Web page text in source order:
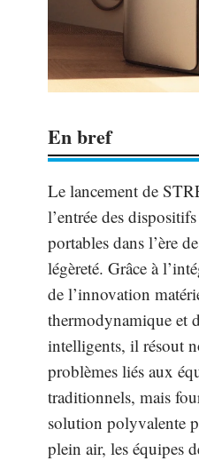
En bref
Le lancement de
l’entrée des
portables dans l’ère
légèreté. Grâce à
de l’innovation
thermodynamique et
intelligents, il résout
problèmes liés aux
traditionnels, mais
solution polyvalente
plein air, les équipes